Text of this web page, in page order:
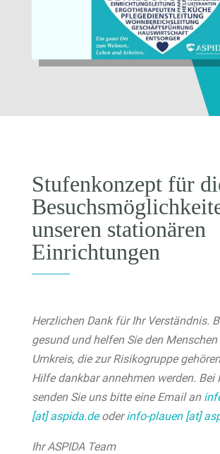
Stufenkonzept für
unseren stationären
Einrichtungen
Herzlichen Dank für Ihr Verständnis.
gesund und helfen Sie den
Umkreis, die zur Risikogruppe
Hilfe dankbar annehmen werden. Bei
senden Sie uns bitte eine Email an
[at] aspida.deoderinfo-plauen [at]
Ihr ASPIDA Team